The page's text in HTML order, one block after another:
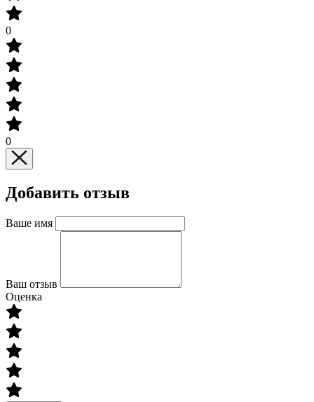
0
0
Добавить отзыв
Ваше имя
Ваш отзыв
Оценка